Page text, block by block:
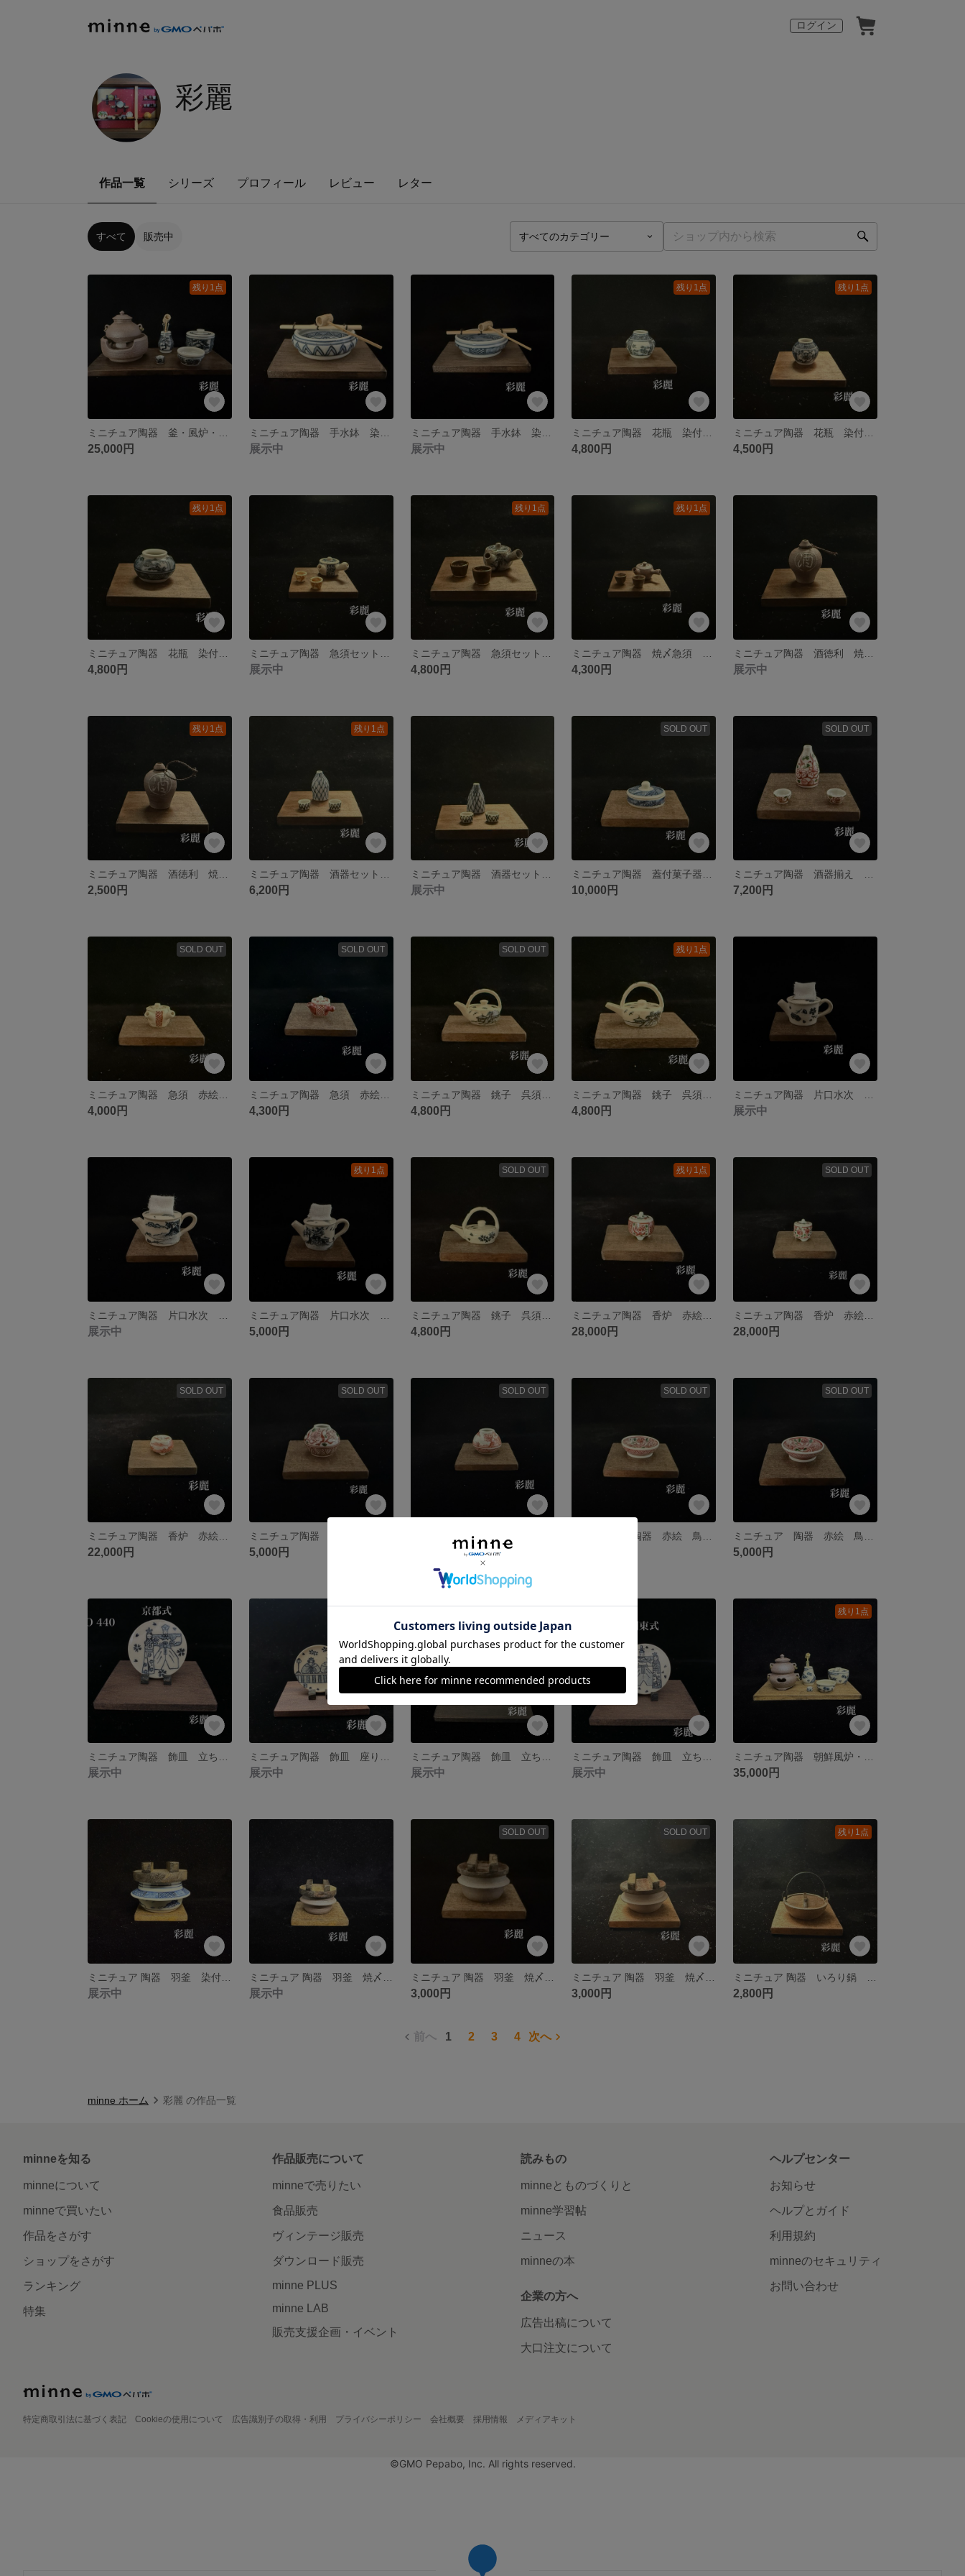
ログイン
彩麗
作品一覧 シリーズ プロフィール レビュー レター
すべて 販売中
残り1点
25,000円 展示中 展示中
残り1点
4,800円
残り1点
4,500円
残り1点
4,800円 展示中
残り1点
4,800円
残り1点
4,300円 展示中
残り1点
2,500円
残り1点
6,200円 展示中
SOLD OUT
10,000円
SOLD OUT
7,200円
SOLD OUT
4,000円
SOLD OUT
4,300円
SOLD OUT
4,800円
残り1点
4,800円 展示中
展示中
残り1点
5,000円
SOLD OUT
4,800円
残り1点
28,000円
SOLD OUT
28,000円
SOLD OUT
22,000円
SOLD OUT
5,000円
SOLD OUT SOLD OUT SOLD OUT
5,000円
展示中 展示中 展示中 展示中
残り1点
35,000円
展示中 展示中
SOLD OUT
3,000円
SOLD OUT
3,000円
残り1点
2,800円
前へ 1 2 3 4 次へ
minne ホーム 彩麗 の作品一覧
minneを知る
minneについて
minneで買いたい
作品をさがす
ショップをさがす
ランキング
特集
作品販売について
minneで売りたい
食品販売
ヴィンテージ販売
ダウンロード販売
minne PLUS
minne LAB
販売支援企画・イベント
読みもの
minneとものづくりと
minne学習帖
ニュース
minneの本
企業の方へ
広告出稿について
大口注文について
ヘルプセンター
お知らせ
ヘルプとガイド
利用規約
minneのセキュリティ
お問い合わせ
特定商取引法に基づく表記 Cookieの使用について 広告識別子の取得・利用 プライバシーポリシー 会社概要 採用情報 メディアキット
©GMO Pepabo, Inc. All rights reserved.